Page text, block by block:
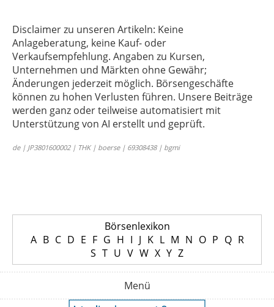
Disclaimer zu unseren Artikeln: Keine
Anlageberatung, keine Kauf- oder
Verkaufsempfehlung. Angaben zu Kursen,
Unternehmen und Märkten ohne Gewähr;
Änderungen jederzeit möglich. Börsengeschäfte
können zu hohen Verlusten führen. Unsere Beiträge
werden ganz oder teilweise automatisiert mit
Unterstützung von AI erstellt und geprüft.
de | JP3801600002 | THK | boerse | 69308438 | bgmi
Börsenlexikon
A B C D E F G H I J K L M N O P Q R
S T U V W X Y Z
Menü